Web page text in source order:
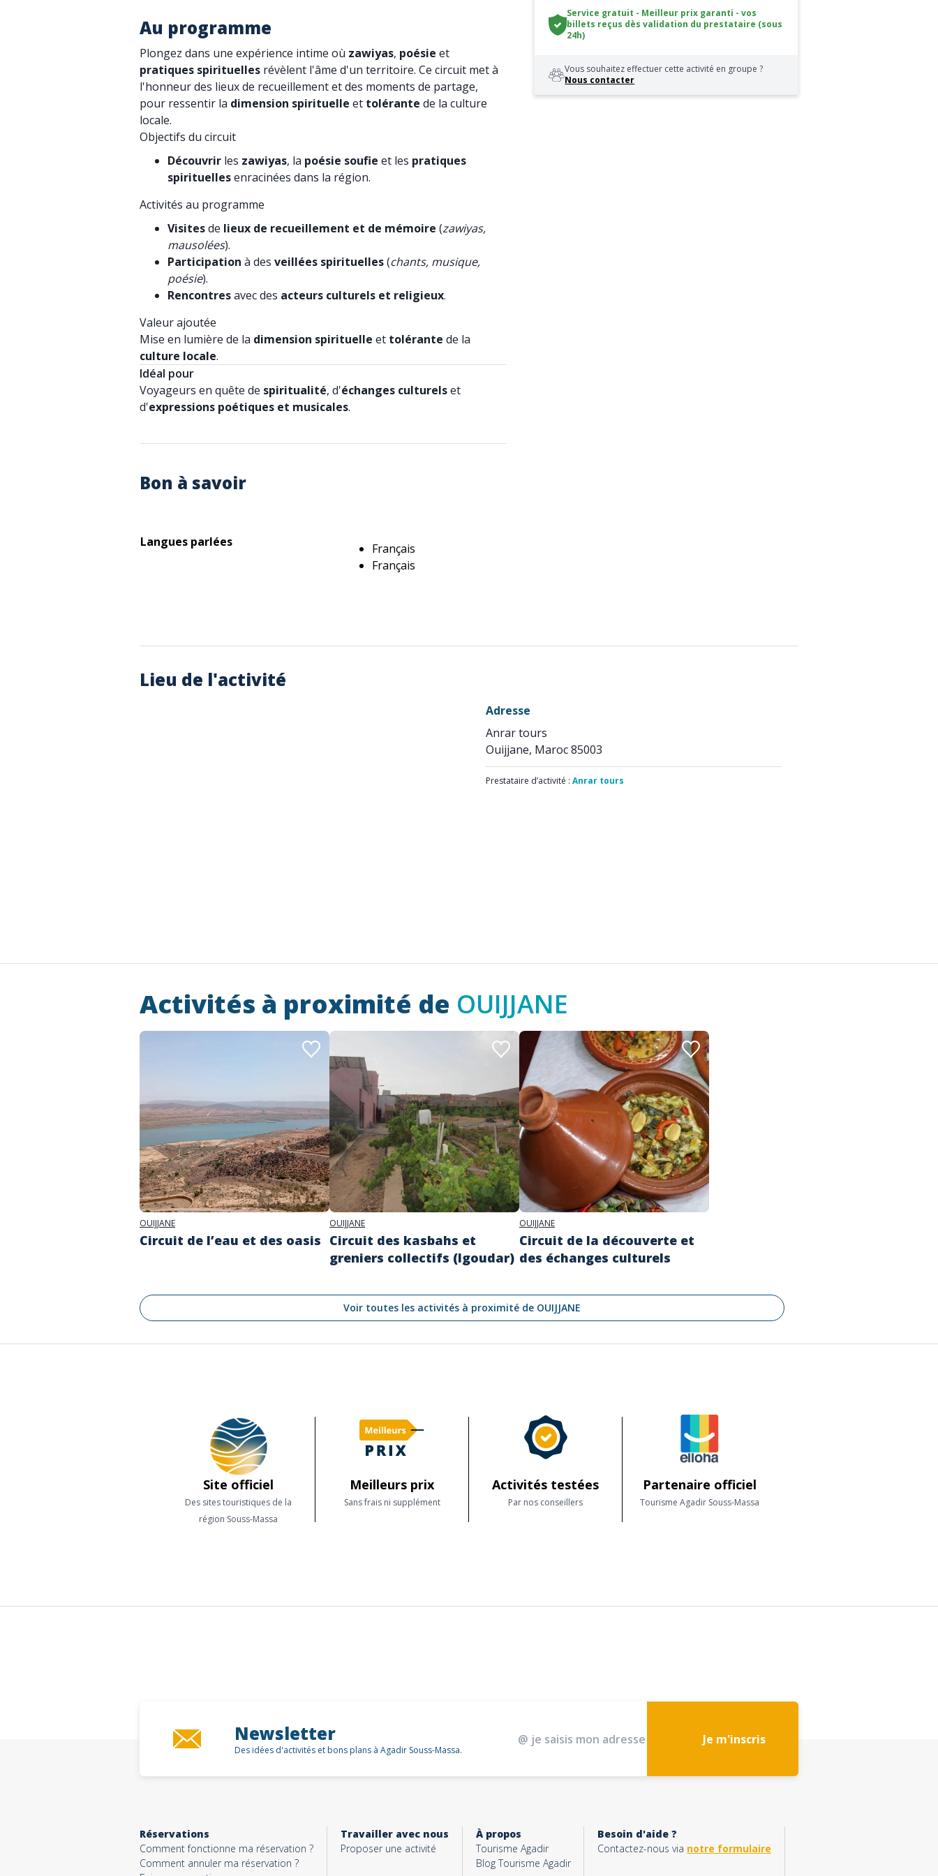
Au programme
Plongez dans une expérience intime où zawiyas, poésie et
pratiques spirituelles révèlent l'âme d'un territoire. Ce circuit met à
l'honneur des lieux de recueillement et des moments de partage,
pour ressentir la dimension spirituelle et tolérante de la culture
locale.
Objectifs du circuit
Découvrir les zawiyas, la poésie soufie et les pratiques
spirituellesenracinées dans la région.
Activités au programme
Visitesde lieux de recueillement et de mémoire (zawiyas,
mausolées).
Participation à des veillées spirituelles(chants, musique,
poésie).
Rencontresavec des acteurs culturels et religieux.
Valeur ajoutée
Mise en lumière de la dimension spirituelle et tolérante de la
culture locale.
Idéal pour
Voyageurs en quête de spiritualité, d'échanges culturelset
d'expressions poétiques et musicales.
Bon à savoir
Langues parlées
Français
Français
Service gratuit - Meilleur prix garanti - vos
billets reçus dès validation du prestataire (sous
24h)
Vous souhaitez effectuer cette activité en groupe ?
Nous contacter
Lieu de l'activité
Adresse
Anrar tours
Ouijjane, Maroc 85003
Prestataire d’activité : Anrar tours
Activités à proximité de OUIJJANE
OUIJJANE
Circuit de l’eau et des oasis
OUIJJANE
Circuit des kasbahs et
greniers collectifs (Igoudar)
OUIJJANE
Circuit de la découverte et
des échanges culturels
Voir toutes les activités à proximité de OUIJJANE
Site officiel
Des sites touristiques de la
région Souss-Massa
Meilleurs prix
Sans frais ni supplément
Activités testées
Par nos conseillers
Partenaire officiel
Tourisme Agadir Souss-Massa
Newsletter
Des idées d'activités et bons plans à Agadir Souss-Massa.
Je m'inscris
Réservations
Comment fonctionne ma réservation ?
Comment annuler ma réservation ?
Travailler avec nous
Proposer une activité
À propos
Tourisme Agadir
Blog Tourisme Agadir
Besoin d'aide ?
Contactez-nous via notre formulaire